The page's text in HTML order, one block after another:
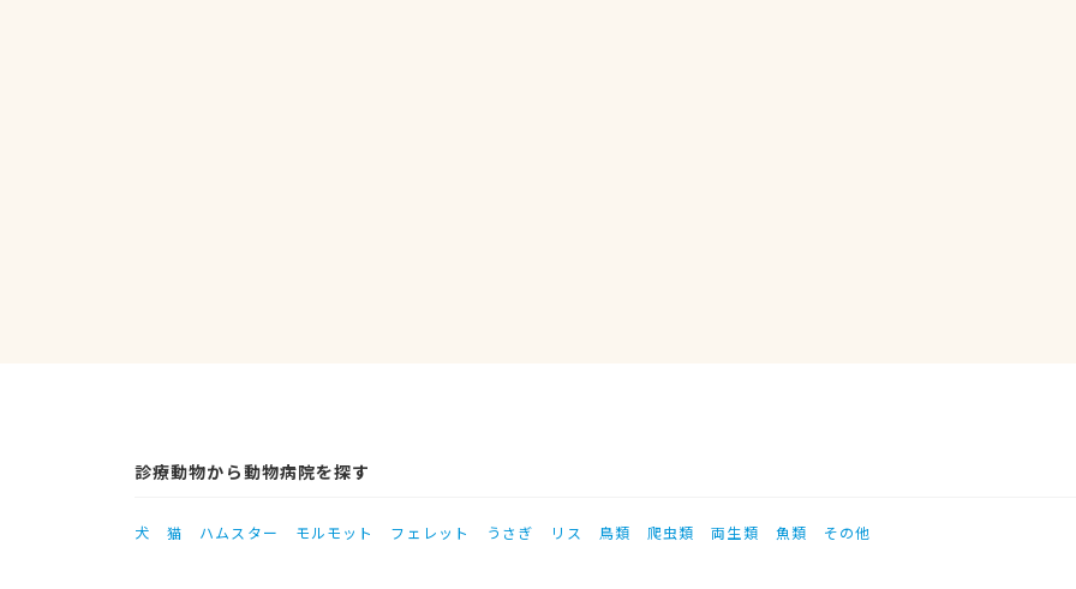
診療動物から動物病院を探す
犬 猫 ハムスター モルモット フェレット うさぎ リス 鳥類 爬虫類 両生類 魚類 その他